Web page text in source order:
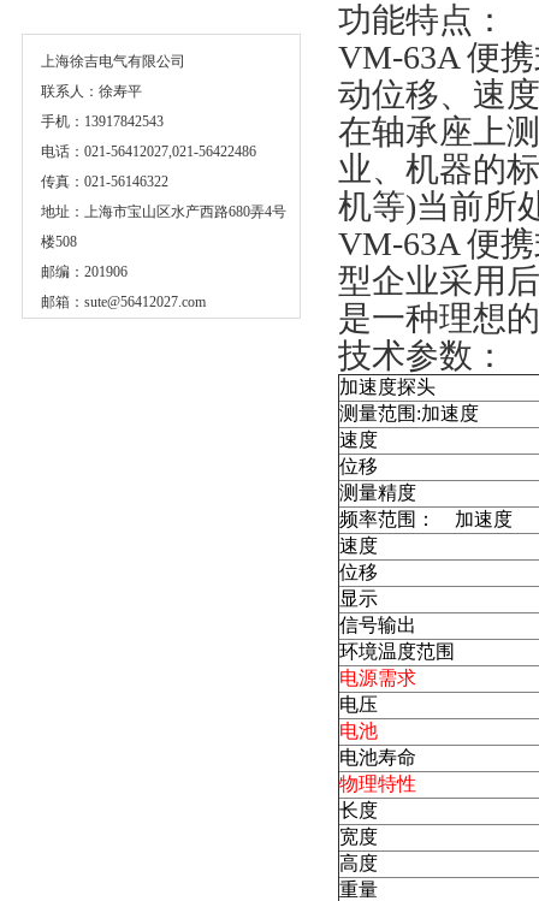
上海徐吉电气有限公司
联系人：徐寿平
手机：13917842543
电话：021-56412027,021-56422486
传真：021-56146322
地址：上海市宝山区水产西路680弄4号
楼508
邮编：201906
邮箱： sute@56412027.com
功能特点：
VM-63A 便
动位移、速
在轴承座上
业、机器的
机等)当前所
VM-63A 便
型企业采用
是一种理想
技术参数：
加速度探头
测量范围:加速度
速度
位移
测量精度
频率范围： 加速度
速度
位移
显示
信号输出
环境温度范围
电源需求
电压
电池
电池寿命
物理特性
长度
宽度
高度
重量